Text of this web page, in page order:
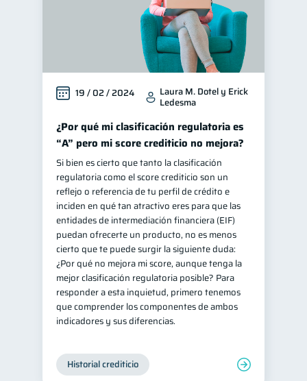
19 / 02 / 2024 Laura M. Dotel y Erick
Ledesma
¿Por qué mi clasificación regulatoria es
“A” pero mi score crediticio no mejora?
Si bien es cierto que tanto la clasificación
regulatoria como el score crediticio son un
reflejo o referencia de tu perfil de crédito e
inciden en qué tan atractivo eres para que las
entidades de intermediación financiera (EIF)
puedan ofrecerte un producto, no es menos
cierto que te puede surgir la siguiente duda:
¿Por qué no mejora mi score, aunque tenga la
mejor clasificación regulatoria posible? Para
responder a esta inquietud, primero tenemos
que comprender los componentes de ambos
indicadores y sus diferencias.
Historial crediticio